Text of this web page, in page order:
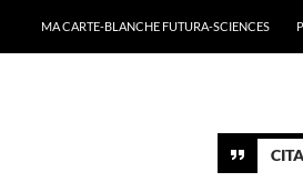
MA CARTE-BLANCHE FUTURA-SCIENCES